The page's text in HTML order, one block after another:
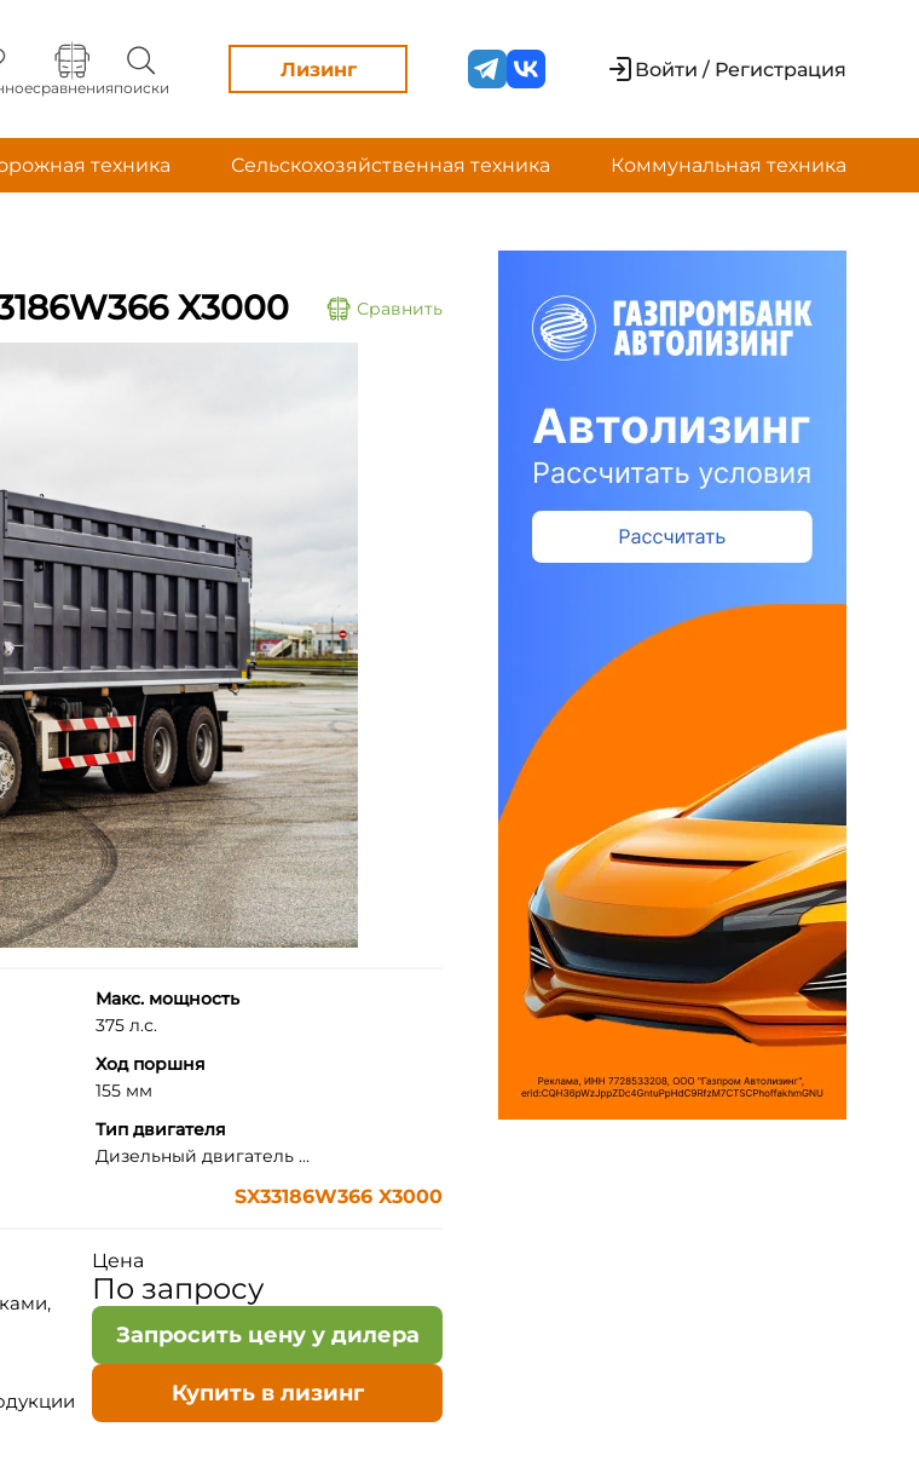
сравненияпоиски
Лизинг Войти / Регистрация
техника Сельскохозяйственная техника Коммунальная техника
X3000 Сравнить
Макс. мощность
375 л.с.
Ход поршня
155 мм
Тип двигателя
Дизельный двигатель ...
SX33186W366 X3000
Цена
По запросу
Запросить цену у дилера
Купить в лизинг